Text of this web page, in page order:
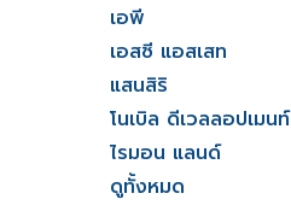
เอพี
เอสซี แอสเสท
แสนสิริ
โนเบิล ดีเวลลอปเมนท์
ไรมอน แลนด์
ดูทั้งหมด